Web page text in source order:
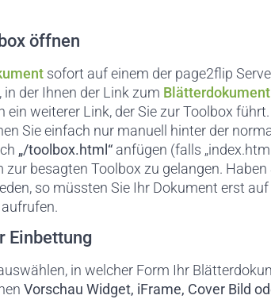
öffnen
sofort auf einem der page2flip
der Ihnen der Link zum Blätterdokument
ein weiterer Link, der Sie zur Toolbox
Sie einfach nur manuell hinter der
„/toolbox.html“ anfügen (falls
zur besagten Toolbox zu gelangen.
so müssten Sie Ihr Dokument erst
Einbettung
in welcher Form Ihr
Vorschau Widget, iFrame, Cover Bild